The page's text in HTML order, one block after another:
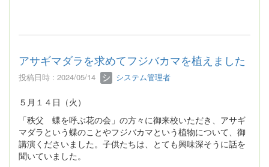
アサギマダラを求めてフジバカマを植えました
投稿日時 : 2024/05/14 システム管理者
５月１４日（火）
「秩父 蝶を呼ぶ花の会」の方々に御来校いただき、アサギ
マダラという蝶のことやフジバカマという植物について、御
講演くださいました。子供たちは、とても興味深そうに話を
聞いていました。